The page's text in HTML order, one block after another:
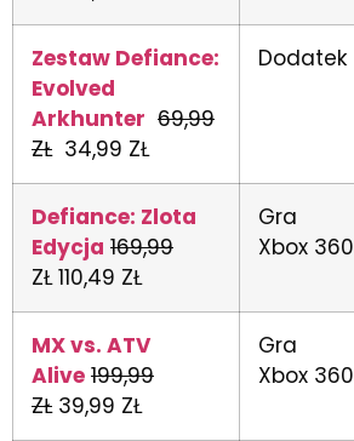
Zestaw Defiance:
Evolved
Arkhunter 69,99
ZŁ 34,99 ZŁ
Dodatek
Defiance: Zlota
Edycja 169,99
ZŁ110,49 ZŁ
Gra
Xbox 360
MX vs. ATV
Alive 199,99
ZŁ39,99 ZŁ
Gra
Xbox 360